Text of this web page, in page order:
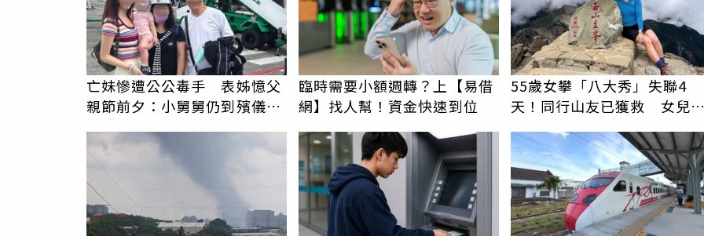
亡妹慘遭公公毒手 表姊憶父
親節前夕：小舅舅仍到殯儀館
陪她說話
臨時需要小額週轉？上【易借
網】找人幫！資金快速到位
55歲女攀「八大秀」失聯4
天！同行山友已獲救 女兒
求助：剩我媽媽還沒找到